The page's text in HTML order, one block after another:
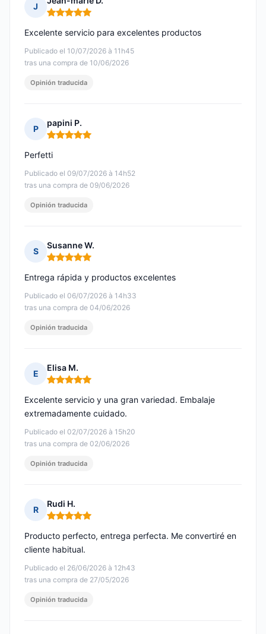
J
Nota: 5 de 5
Publicado el 10/07/2026 à 11h45
tras una compra de 10/06/2026
Excelente servicio para excelentes productos
Opinión traducida
P
papini P.
Nota: 5 de 5
Publicado el 09/07/2026 à 14h52
tras una compra de 09/06/2026
Perfetti
Opinión traducida
S
Susanne W.
Nota: 5 de 5
Publicado el 06/07/2026 à 14h33
tras una compra de 04/06/2026
Entrega rápida y productos excelentes
Opinión traducida
E
Elisa M.
Nota: 5 de 5
Publicado el 02/07/2026 à 15h20
tras una compra de 02/06/2026
Excelente servicio y una gran variedad. Embalaje
extremadamente cuidado.
Opinión traducida
R
Rudi H.
Nota: 5 de 5
Publicado el 26/06/2026 à 12h43
tras una compra de 27/05/2026
Producto perfecto, entrega perfecta. Me convertiré en
cliente habitual.
Opinión traducida